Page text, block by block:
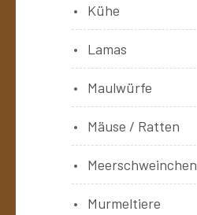
Kühe
Lamas
Maulwürfe
Mäuse / Ratten
Meerschweinchen
Murmeltiere